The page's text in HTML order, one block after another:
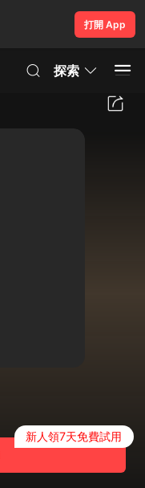
打開 App
探索
新人領7天免費試用